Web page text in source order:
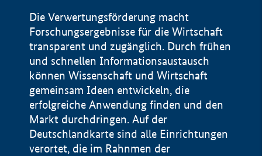
Die Verwertungsförderung macht
Forschungsergebnisse für die Wirtschaft
transparent und zugänglich. Durch frühen
und schnellen Informationsaustausch
können Wissenschaft und Wirtschaft
gemeinsam Ideen entwickeln, die
erfolgreiche Anwendung finden und den
Markt durchdringen. Auf der
Deutschlandkarte sind alle Einrichtungen
verortet, die im Rahnmen der